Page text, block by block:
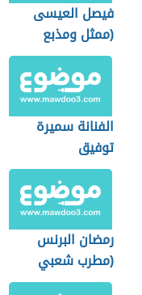
فيصل العيسى
(ممثل ومذبع
سعودي)
الفنانة سميرة
توفيق
رمضان البرنس
(مطرب شعبي
مصري)